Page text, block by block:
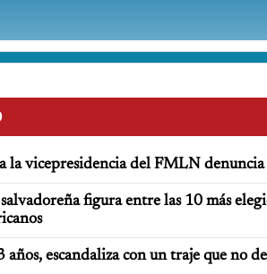
la vicepresidencia del FMLN
figura entre las 10 más
años, escandaliza con un traje que no